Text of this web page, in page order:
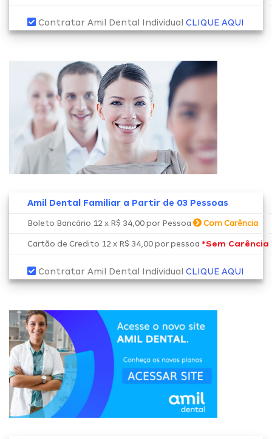
Contratar Amil Dental Individual CLIQUE AQUI
Amil Dental Familiar a Partir de 03 Pessoas
Boleto Bancário 12 x R$ 34,00 por Pessoa Com Carência
Cartão de Credito 12 x R$ 34,00 por pessoa *Sem Carência
Contratar Amil Dental Individual CLIQUE AQUI